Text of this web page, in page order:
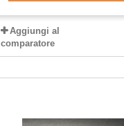
Aggiungi al
comparatore